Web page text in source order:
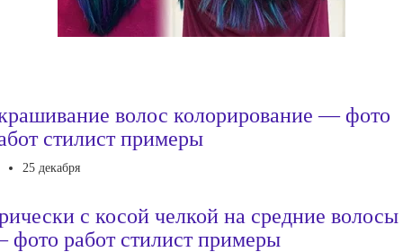
волос колорирование — фото
стилист примеры
25 декабря
с косой челкой на средние волосы
работ стилист примеры